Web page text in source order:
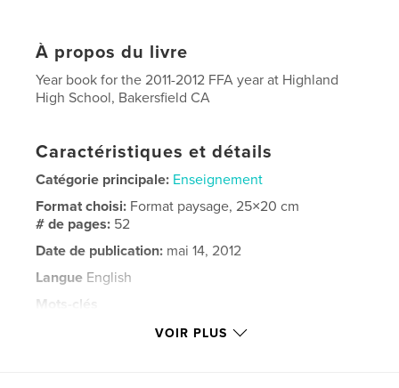
À propos du livre
Year book for the 2011-2012 FFA year at Highland
High School, Bakersfield CA
Caractéristiques et détails
Catégorie principale: Enseignement
Format choisi: Format paysage, 25×20 cm
# de pages: 52
Date de publication: mai 14, 2012
Langue English
Mots-clés
yearbook , FFA
VOIR PLUS